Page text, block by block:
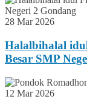
28 Mar 2026
Halalbihalal
Besar SMP
12 Mar 2026